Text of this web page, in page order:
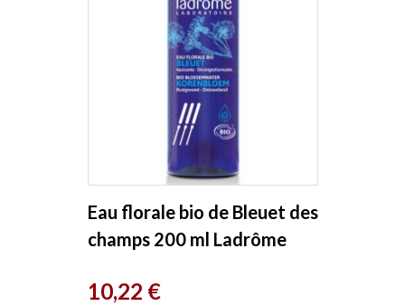
Eau florale bio de Bleuet des
champs 200 ml Ladrôme
Prix
10,22 €